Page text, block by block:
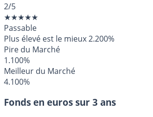
2/5
★★★★★
Passable
Plus élevé est le mieux2.200%
Pire du Marché
1.100%
Meilleur du Marché
4.100%
Fonds en euros sur 3 ans